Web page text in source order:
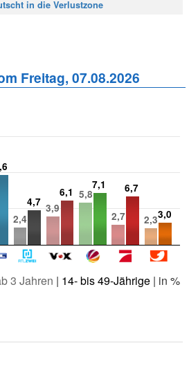
in die Verlustzone
Freitag, 07.08.2026
2,4
3,9
5,8
2,7
2,3
4,7
6,1
7,1 6,7
3,0
3 Jahren | 14- bis 49-Jährige| in %